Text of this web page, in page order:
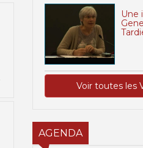
Une
Voir toutes les
AGENDA